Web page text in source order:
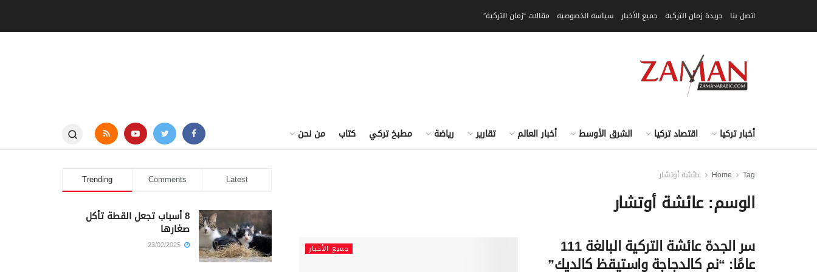
اتصل بنا جريدة زمان التركية جميع الأخبار سياسة الخصوصية مقالات “زمان التركية”
أخبار تركيا اقتصاد تركيا الشرق الأوسط أخبار العالم تقارير رياضة مطبخ تركي كتاب من نحن
Home Tag عائشة أوتشار
الوسم:عائشة أوتشار
جميع الأخبار سر الجدة عائشة التركية البالغة 111
عامًا: “نم كالدجاجة واستيقظ كالديك”
Trending Comments Latest
8 أسباب تجعل القطة تأكل
صغارها